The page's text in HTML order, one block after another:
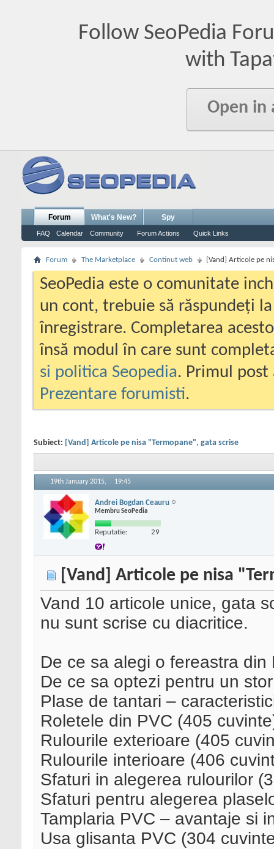
Follow SeoPedia
with
Open in
Forum
FAQ Calendar Community Forum Actions Quick Links
What's New? Spy
Forum The Marketplace Continut web [Vand] Articole pe
SeoPedia este o comunitate
un cont, trebuie să răspundeți
înregistrare. Completarea
însă modul în care sunt
si politica Seopedia. Primul
Prezentare forumisti.
Subiect: [Vand] Articole pe nisa "Termopane", gata scrise
19th January 2015, 19:45
Andrei Bogdan Ceauru
Membru SeoPedia
Reputatie: 29
[Vand] Articole pe nisa
Vand 10 articole unice, gata
nu sunt scrise cu diacritice.
De ce sa alegi o fereastra
De ce sa optezi pentru un
Plase de tantari –
Roletele din PVC (405
Rulourile exterioare (405
Rulourile interioare (406
Sfaturi in alegerea rulourilor
Sfaturi pentru alegerea
Tamplaria PVC – avantaje si
Usa glisanta PVC (304